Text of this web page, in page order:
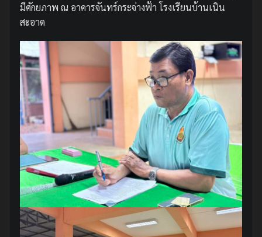
มีศักยภาพ ณ อาคารจันทร์กระจ่างฟ้า โรงเรียนบ้านเนิน
สะอาด